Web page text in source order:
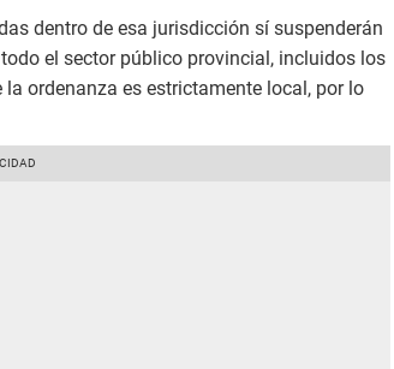
dentro de esa jurisdicción sí suspenderán
el sector público provincial, incluidos los
ordenanza es estrictamente local, por lo